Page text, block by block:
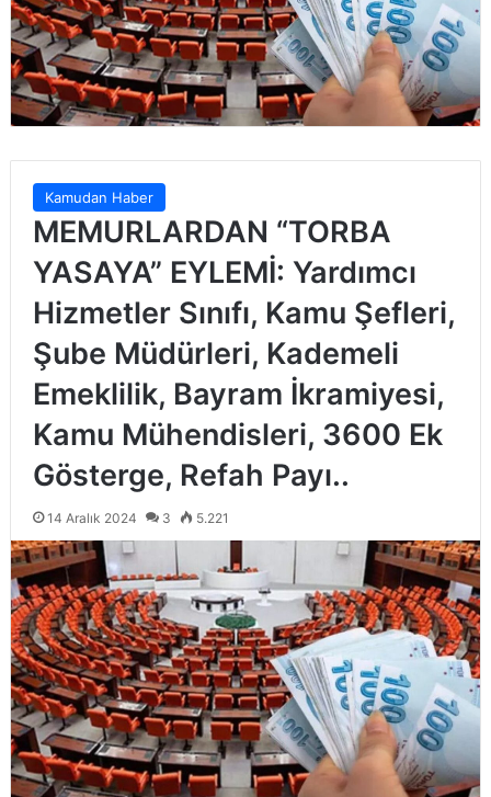
Kamudan Haber
MEMURLARDAN “TORBA
YASAYA” EYLEMİ: Yardımcı
Hizmetler Sınıfı, Kamu Şefleri,
Şube Müdürleri, Kademeli
Emeklilik, Bayram İkramiyesi,
Kamu Mühendisleri, 3600 Ek
Gösterge, Refah Payı..
14 Aralık 2024 3 5.221